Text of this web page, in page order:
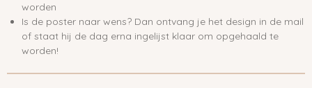
worden
Is de poster naar wens? Dan ontvang je het design in de mail
of staat hij de dag erna ingelijst klaar om opgehaald te
worden!